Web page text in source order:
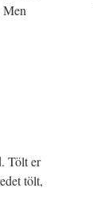
Men
Tölt er
tölt,